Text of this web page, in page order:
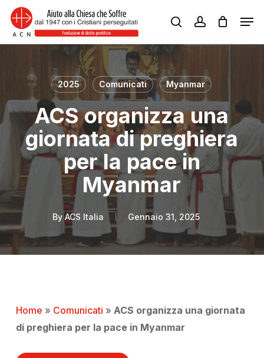
Skip
main
searchaccount
2025 Comunicati Myanmar
ACS organizza una
giornata di preghiera
per la pace in
Myanmar
By ACS Italia Gennaio 31, 2025
Home » Comunicati » ACS organizza una giornata
di preghiera per la pace in Myanmar